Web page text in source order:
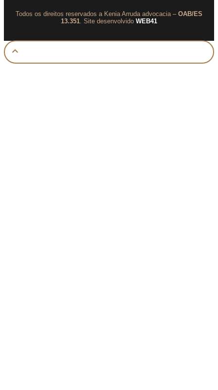
Todos os direitos reservados a Kenia Arruda advocacia – OAB/ES
13.351. Site desenvolvido WEB41